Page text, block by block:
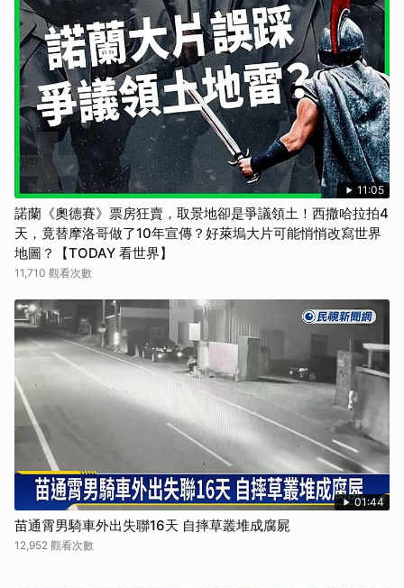
11:05
諾蘭《奧德賽》票房狂賣，取景地卻是爭議領土！西撒哈拉拍4
天，竟替摩洛哥做了10年宣傳？好萊塢大片可能悄悄改寫世界
地圖？【TODAY 看世界】
11,710 觀看次數
01:44
苗通霄男騎車外出失聯16天 自摔草叢堆成腐屍
12,952 觀看次數